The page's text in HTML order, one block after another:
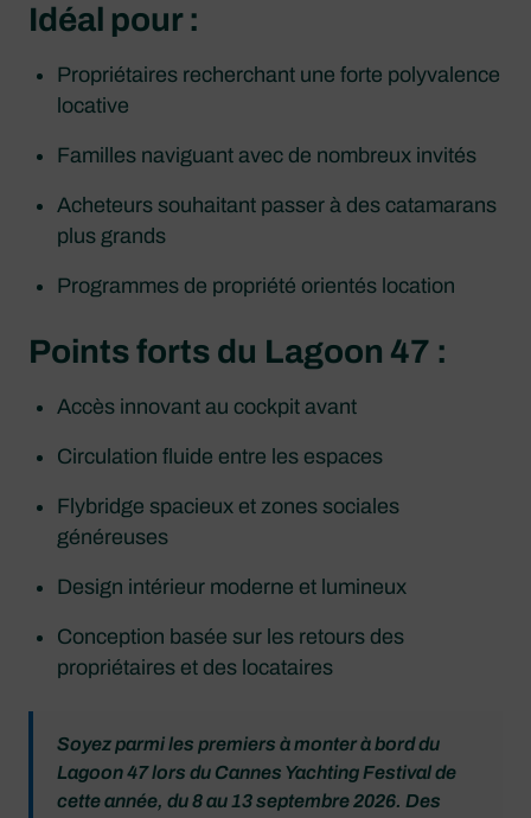
Idéal pour :
Propriétaires recherchant une forte polyvalence
locative
Familles naviguant avec de nombreux invités
Acheteurs souhaitant passer à des catamarans
plus grands
Programmes de propriété orientés location
Points forts du Lagoon 47 :
Accès innovant au cockpit avant
Circulation fluide entre les espaces
Flybridge spacieux et zones sociales
généreuses
Design intérieur moderne et lumineux
Conception basée sur les retours des
propriétaires et des locataires
Soyez parmi les premiers à monter à bord du
Lagoon 47 lors du Cannes Yachting Festival de
cette année, du 8 au 13 septembre 2026. Des